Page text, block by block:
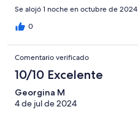
Se alojó 1 noche en octubre de 2024
0
Comentario verificado
10/10 Excelente
Georgina M
4 de jul de 2024